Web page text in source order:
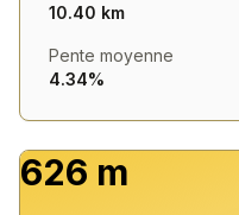
10.40 km
Pente moyenne
4.34%
626 m